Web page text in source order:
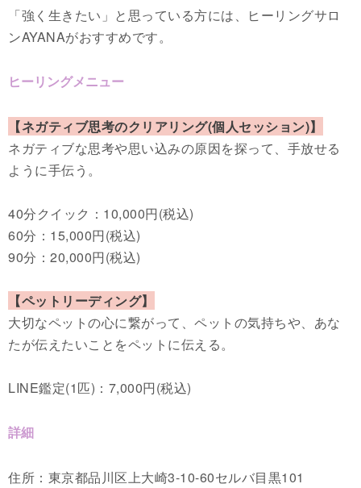
「強く生きたい」と思っている方には、ヒーリングサロ
ンAYANAがおすすめです。
ヒーリングメニュー
【ネガティブ思考のクリアリング(個人セッション)】
ネガティブな思考や思い込みの原因を探って、手放せる
ように手伝う。
40分クイック：10,000円(税込)
60分：15,000円(税込)
90分：20,000円(税込)
【ペットリーディング】
大切なペットの心に繋がって、ペットの気持ちや、あな
たが伝えたいことをペットに伝える。
LINE鑑定(1匹)：7,000円(税込)
詳細
住所：東京都品川区上大崎3-10-60セルバ目黒101